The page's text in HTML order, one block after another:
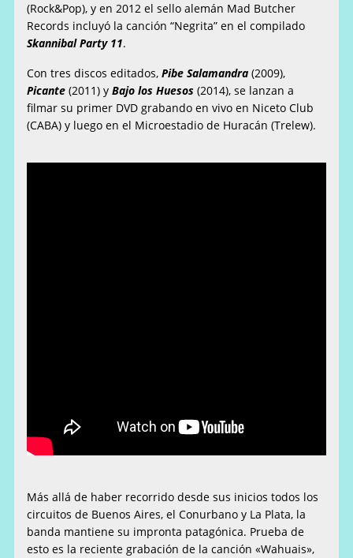
(Rock&Pop), y en 2012 el sello alemán Mad Butcher
Records incluyó la canción “Negrita” en el compilado
Skannibal Party 11.
Con tres discos editados,Pibe Salamandra (2009),
Picante (2011) yBajo los Huesos (2014), se lanzan a
filmar su primer DVD grabando en vivo en Niceto Club
(CABA) y luego en el Microestadio de Huracán (Trelew).
Más allá de haber recorrido desde sus inicios todos los
circuitos de Buenos Aires, el Conurbano y La Plata, la
banda mantiene su impronta patagónica. Prueba de
esto es la reciente grabación de la canción «Wahuais»,